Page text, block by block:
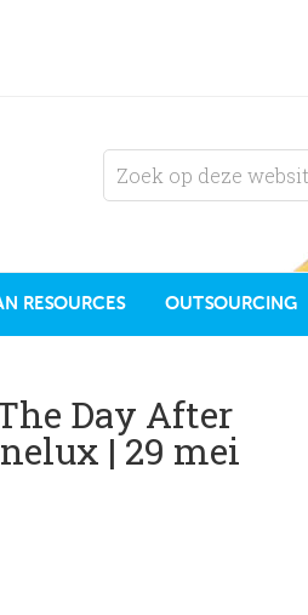
RESOURCES OUTSOURCING
Day After
| 29 mei